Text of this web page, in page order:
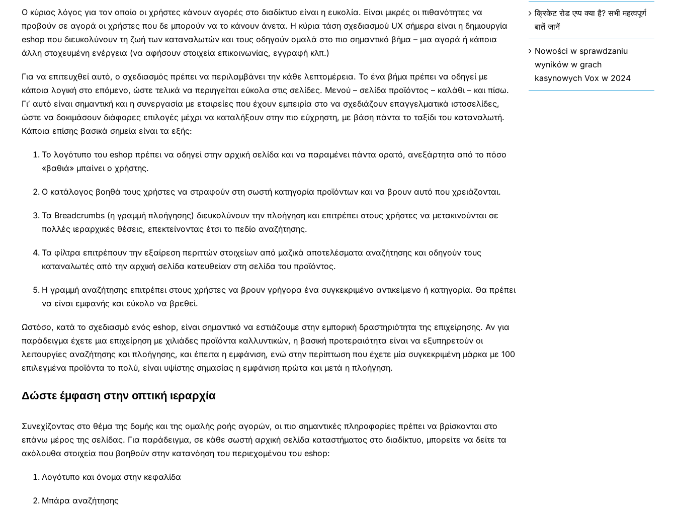
Ο κύριος λόγος για τον οποίο οι χρήστες κάνουν αγορές στο διαδίκτυο είναι η ευκολία. Είναι μικρές οι πιθανότητες να
προβούν σε αγορά οι χρήστες που δε μπορούν να το κάνουν άνετα. Η κύρια τάση σχεδιασμού UX σήμερα είναι η δημιουργία
eshop που διευκολύνουν τη ζωή των καταναλωτών και τους οδηγούν ομαλά στο πιο σημαντικό βήμα – μια αγορά ή κάποια
άλλη στοχευμένη ενέργεια (να αφήσουν στοιχεία επικοινωνίας, εγγραφή κλπ.)
Για να επιτευχθεί αυτό, ο σχεδιασμός πρέπει να περιλαμβάνει την κάθε λεπτομέρεια. Το ένα βήμα πρέπει να οδηγεί με
κάποια λογική στο επόμενο, ώστε τελικά να περιηγείται εύκολα στις σελίδες. Μενού – σελίδα προϊόντος – καλάθι – και πίσω.
Γι′ αυτό είναι σημαντική και η συνεργασία με εταιρείες που έχουν εμπειρία στο να σχεδιάζουν επαγγελματικά ιστοσελίδες,
ώστε να δοκιμάσουν διάφορες επιλογές μέχρι να καταλήξουν στην πιο εύχρηστη, με βάση πάντα το ταξίδι του καταναλωτή.
Κάποια επίσης βασικά σημεία είναι τα εξής:
Το λογότυπο του eshop πρέπει να οδηγεί στην αρχική σελίδα και να παραμένει πάντα ορατό, ανεξάρτητα από το πόσο
«βαθιά» μπαίνει ο χρήστης.
Ο κατάλογος βοηθά τους χρήστες να στραφούν στη σωστή κατηγορία προϊόντων και να βρουν αυτό που χρειάζονται.
Τα Breadcrumbs (η γραμμή πλοήγησης) διευκολύνουν την πλοήγηση και επιτρέπει στους χρήστες να μετακινούνται σε
πολλές ιεραρχικές θέσεις, επεκτείνοντας έτσι το πεδίο αναζήτησης.
Τα φίλτρα επιτρέπουν την εξαίρεση περιττών στοιχείων από μαζικά αποτελέσματα αναζήτησης και οδηγούν τους
καταναλωτές από την αρχική σελίδα κατευθείαν στη σελίδα του προϊόντος.
Η γραμμή αναζήτησης επιτρέπει στους χρήστες να βρουν γρήγορα ένα συγκεκριμένο αντικείμενο ή κατηγορία. Θα πρέπει
να είναι εμφανής και εύκολο να βρεθεί.
Ωστόσο, κατά το σχεδιασμό ενός eshop, είναι σημαντικό να εστιάζουμε στην εμπορική δραστηριότητα της επιχείρησης. Αν για
παράδειγμα έχετε μια επιχείρηση με χιλιάδες προϊόντα καλλυντικών, η βασική προτεραιότητα είναι να εξυπηρετούν οι
λειτουργίες αναζήτησης και πλοήγησης, και έπειτα η εμφάνιση, ενώ στην περίπτωση που έχετε μία συγκεκριμένη μάρκα με 100
επιλεγμένα προϊόντα το πολύ, είναι υψίστης σημασίας η εμφάνιση πρώτα και μετά η πλοήγηση.
Δώστε έμφαση στην οπτική ιεραρχία
Συνεχίζοντας στο θέμα της δομής και της ομαλής ροής αγορών, οι πιο σημαντικές πληροφορίες πρέπει να βρίσκονται στο
επάνω μέρος της σελίδας. Για παράδειγμα, σε κάθε σωστή αρχική σελίδα καταστήματος στο διαδίκτυο, μπορείτε να δείτε τα
ακόλουθα στοιχεία που βοηθούν στην κατανόηση του περιεχομένου του eshop:
Λογότυπο και όνομα στην κεφαλίδα
Μπάρα αναζήτησης
क्रिकेट रोड एप्प क्या है? सभी महत्वपूर्ण
बातें जानें
Nowości w sprawdzaniu
wyników w grach
kasynowych Vox w 2024